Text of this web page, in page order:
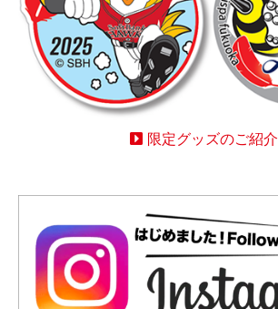
限定グッズのご紹介